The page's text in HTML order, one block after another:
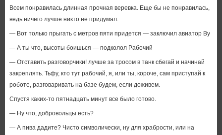
Всем понравилась длинная прочная веревка. Еще бы не понравилась,
ведь ничего лучше никто не придумал.
— Вот только прыгать с метров пяти придется — заключил авиатор Ву
— А ты что, высоты боишься — подколол Рабочий
— Отставить разговорчики! лучше за тросом в танк сбегай и начинай
закреплять. Тьфу, кто тут рабочий, я, или ты, короче, сам приступай к
роботе, разговаривать на базе будем, если доживем.
Спустя каких-то пятнадцать минут все было готово.
— Ну что, добровольцы есть?
— А пива дадите? Чисто символически, ну для храбрости, или на